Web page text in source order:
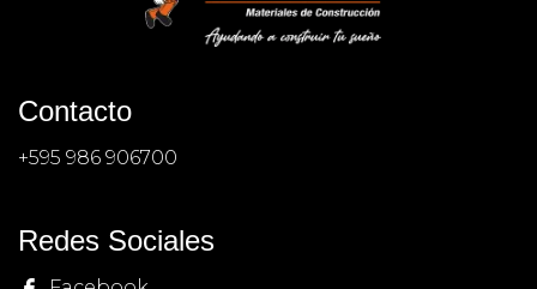
Contacto
+595 986 906700
Redes Sociales